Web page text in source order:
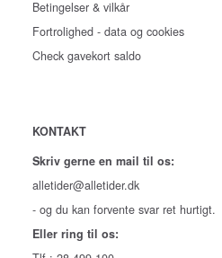
Betingelser & vilkår
Fortrolighed - data og cookies
Check gavekort saldo
KONTAKT
Skriv gerne en mail til os:
alletider@alletider.dk
- og du kan forvente svar ret hurtigt.
Eller ring til os: